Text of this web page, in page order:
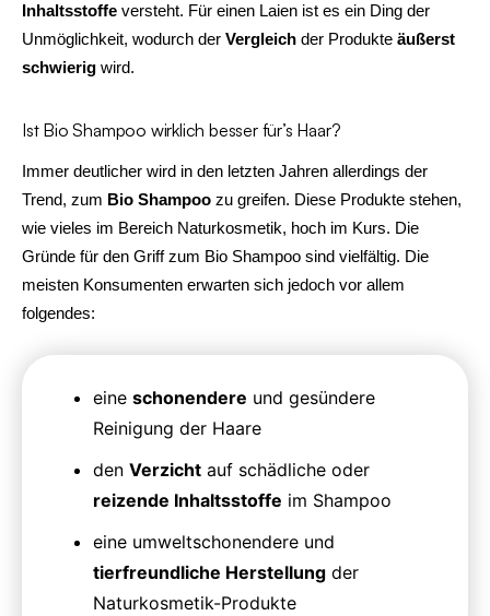
Inhaltsstoffe versteht. Für einen Laien ist es ein Ding der
Unmöglichkeit, wodurch der Vergleich der Produkte äußerst
schwierig wird.
Ist Bio Shampoo wirklich besser für’s Haar?
Immer deutlicher wird in den letzten Jahren allerdings der
Trend, zum Bio Shampoo zu greifen. Diese Produkte stehen,
wie vieles im Bereich Naturkosmetik, hoch im Kurs. Die
Gründe für den Griff zum Bio Shampoo sind vielfältig. Die
meisten Konsumenten erwarten sich jedoch vor allem
folgendes:
eine schonendere und gesündere
Reinigung der Haare
den Verzicht auf schädliche oder
reizende Inhaltsstoffe im Shampoo
eine umweltschonendere und
tierfreundliche Herstellung der
Naturkosmetik-Produkte